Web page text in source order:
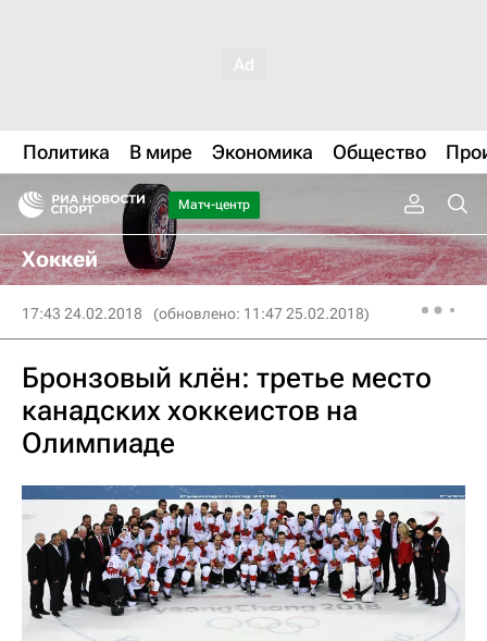
Политика В мире Экономика Общество
Матч-центр
Хоккей
17:43 24.02.2018 (обновлено: 11:47 25.02.2018)
Бронзовый клён: третье место
канадских хоккеистов на
Олимпиаде